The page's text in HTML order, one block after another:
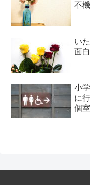
不
い
面
小
に
個